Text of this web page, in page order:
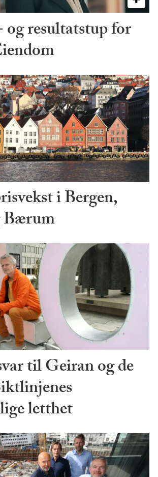
resultatstup for
i Bergen,
Bærum
til Geiran og de
letthet